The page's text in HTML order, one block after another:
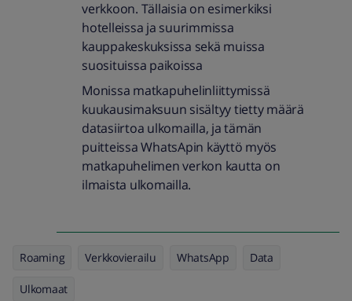
verkkoon. Tällaisia on esimerkiksi
hotelleissa ja suurimmissa
kauppakeskuksissa sekä muissa
suosituissa paikoissa
Monissa matkapuhelinliittymissä
kuukausimaksuun sisältyy tietty määrä
datasiirtoa ulkomailla, ja tämän
puitteissa WhatsApin käyttö myös
matkapuhelimen verkon kautta on
ilmaista ulkomailla.
Roaming Verkkovierailu WhatsApp Data
Ulkomaat